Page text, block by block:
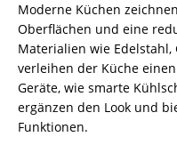
Moderne Küchen
Oberflächen und eine
Materialien wie
verleihen der Küche
Geräte, wie smarte
ergänzen den Look und
Funktionen.